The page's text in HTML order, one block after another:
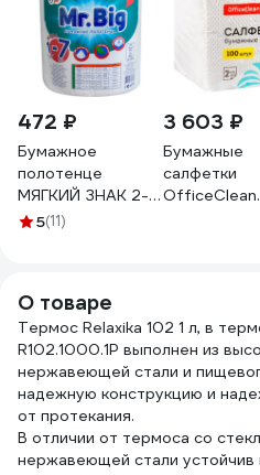
472 ₽
Бумажное
полотенце
МЯГКИЙ ЗНАК 2-
сл 1 рул/уп mr.big
белое Г-С290
5(11)
3 603 ₽
Бумажные
салфетки
OfficeClean
О товаре
Термос Relaxika 102 1 л, в
R102.1000.1P выполнен из
нержавеющей стали и
надежную конструкцию и
от протекания.
В отличии от термоса со
нержавеющей стали